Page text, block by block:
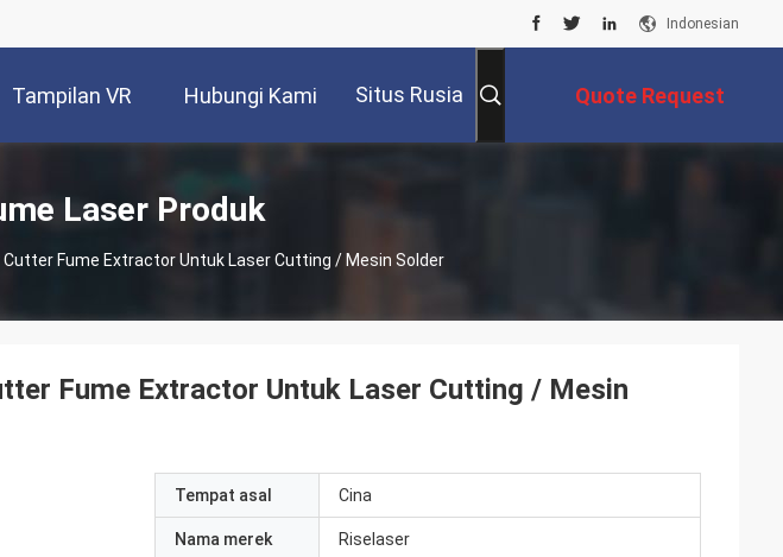
Indonesian
Tampilan VR Hubungi Kami Situs Rusia Quote Request
Laser Produk
Fume Extractor Untuk Laser Cutting / Mesin Solder
Fume Extractor Untuk Laser Cutting / Mesin
Tempat asal Cina
Nama merek Riselaser